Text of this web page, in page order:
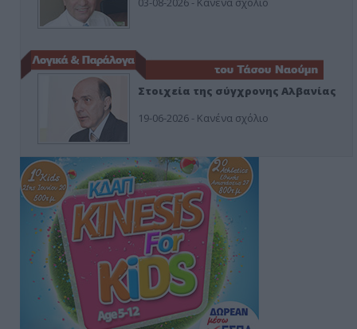
Στοιχεία της σύγχρονης Αλβανίας
19-06-2026 - Κανένα σχόλιο